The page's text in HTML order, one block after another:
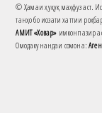
© Ҳамаи ҳуқуқ маҳфуз аст.
танҳо бо иҷозати хаттии
АМИТ «Ховар» имконпазир
Омодакунандаи сомона: